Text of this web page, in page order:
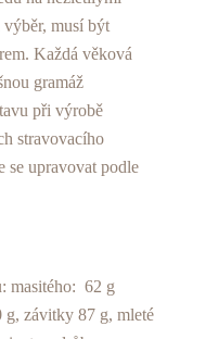
musí být
Každá věková
gramáž
při výrobě
stravovacího
se upravovat podle
masitého: 62 g
g, závitky 87 g, mleté